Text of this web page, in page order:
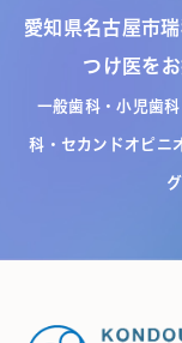
愛知県名古屋市
つけ医を
一般歯科・小児歯
科・セカンドオピニ